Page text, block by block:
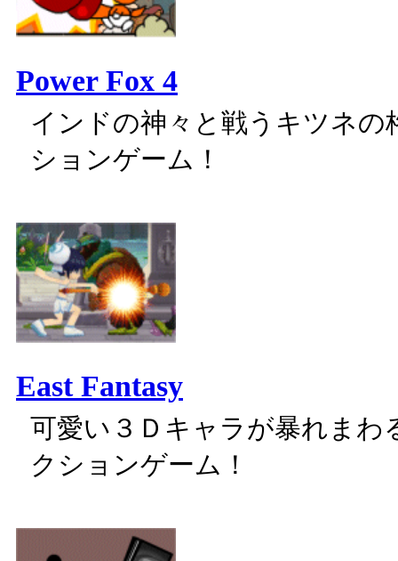
Power Fox 4
インドの神々と戦うキツネの
ションゲーム！
East Fantasy
可愛い３Ｄキャラが暴れまわ
クションゲーム！